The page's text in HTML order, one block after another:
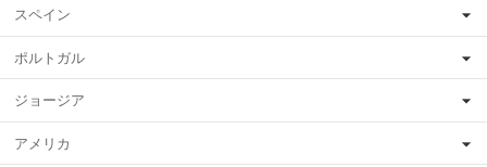
スペイン
ポルトガル
ジョージア
アメリカ